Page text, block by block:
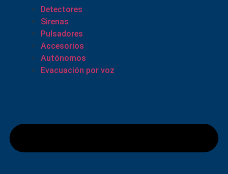
Detectores
Sirenas
Pulsadores
Accesorios
Autónomos
Evacuación por voz